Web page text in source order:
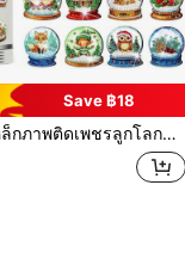
Save ฿18
ชิ้น, แม่เหล็กภาพเพชรติดตู้เย็น, ของขวัญแฮนด์เมดสำหรับผู้เริ่มต้นและผู้ใหญ่ตกแต่งบ้าน (ลูกโลกคริสตัล)